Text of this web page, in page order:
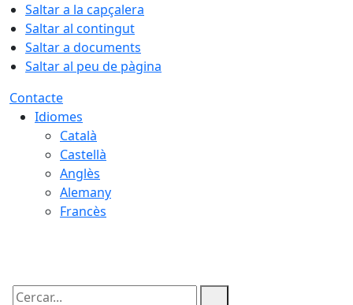
Saltar a la capçalera
Saltar al contingut
Saltar a documents
Saltar al peu de pàgina
Contacte
Idiomes
Català
Castellà
Anglès
Alemany
Francès